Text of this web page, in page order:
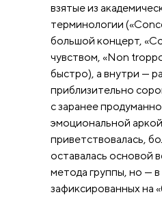
взятые из
терминологии
большой концерт,
чувством, «Non
быстро), а внутри —
приблизительно
с заранее
эмоциональной
приветствовалась,
оставалась основой
метода группы, но — в
зафиксированных на